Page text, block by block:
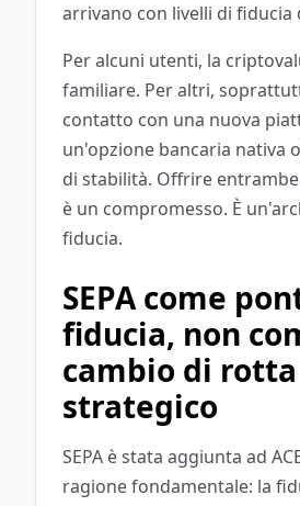
arrivano con livelli di fiducia
Per alcuni utenti, la
familiare. Per altri,
contatto con una nuova
un'opzione bancaria nativa
di stabilità. Offrire
è un compromesso. È
fiducia.
SEPA come
fiducia, non
cambio di rotta
strategico
SEPA è stata aggiunta ad
ragione fondamentale: la